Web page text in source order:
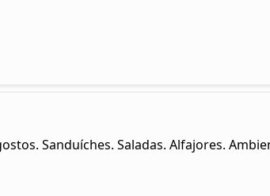
Sanduíches. Saladas. Alfajores.